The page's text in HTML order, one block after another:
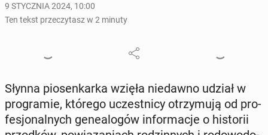
9 STYCZNIA 2024, 10:00
Ten tekst przeczytasz w 2 minuty
Słynna pio­sen­kar­ka wzięła nie­daw­no udział w
pro­gra­mie, którego uczest­ni­cy otrzy­mu­ją od pro­
fe­sjo­nal­nych ge­ne­alo­gów in­for­ma­cje o hi­sto­rii